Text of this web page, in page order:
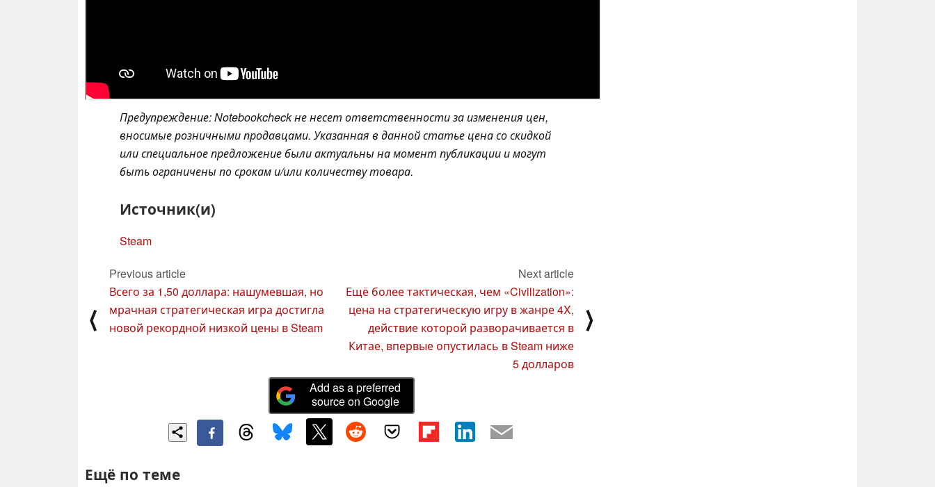
Предупреждение: Notebookcheck не несет ответственности за изменения цен,
вносимые розничными продавцами. Указанная в данной статье цена со скидкой
или специальное предложение были актуальны на момент публикации и могут
быть ограничены по срокам и/или количеству товара.
Источник(и)
Steam
⟨
Previous article
Всего за 1,50 доллара: нашумевшая, но
мрачная стратегическая игра достигла
новой рекордной низкой цены в Steam
Next article
Ещё более тактическая, чем «Civilization»:
цена на стратегическую игру в жанре 4X,
действие которой разворачивается в
Китае, впервые опустилась в Steam ниже
5 долларов
⟩
Add as a preferred
source on Google
Ещё по теме